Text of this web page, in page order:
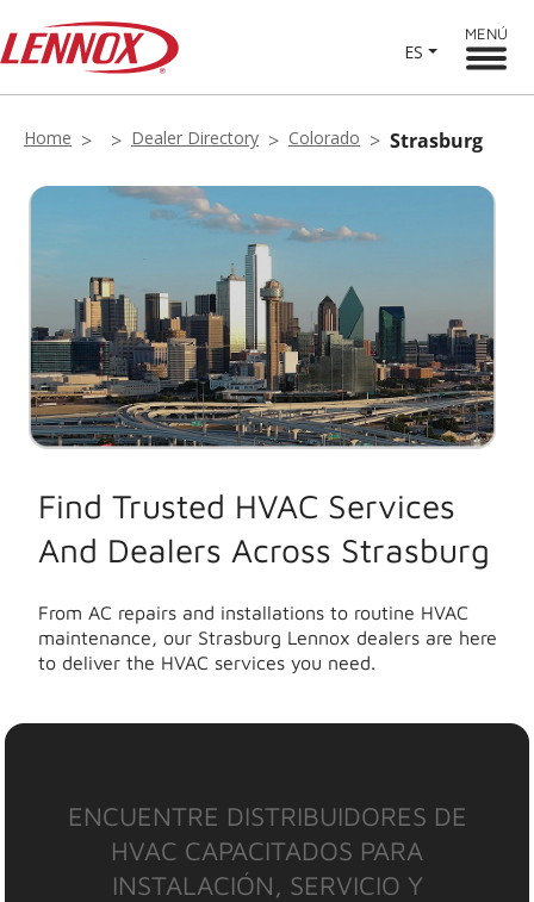
ES
MENÚ
Home Dealer Directory Colorado Strasburg
Find Trusted HVAC Services
And Dealers Across Strasburg
From AC repairs and installations to routine HVAC
maintenance, our Strasburg Lennox dealers are here
to deliver the HVAC services you need.
ENCUENTRE DISTRIBUIDORES DE
HVAC CAPACITADOS PARA
INSTALACIÓN, SERVICIO Y